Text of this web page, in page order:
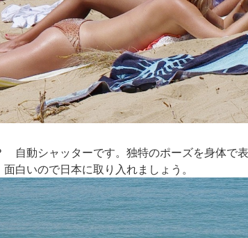
自動シャッターです。独特のポーズを身体で
白いので日本に取り入れましょう。